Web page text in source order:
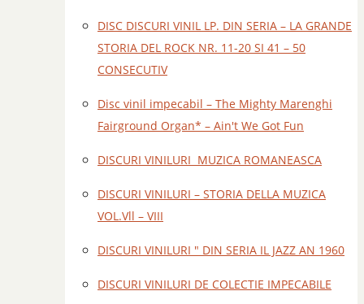
DISC DISCURI VINIL LP. DIN SERIA – LA GRANDE
STORIA DEL ROCK NR. 11-20 SI 41 – 50
CONSECUTIV
Disc vinil impecabil – The Mighty Marenghi
Fairground Organ* – Ain't We Got Fun
DISCURI VINILURI MUZICA ROMANEASCA
DISCURI VINILURI – STORIA DELLA MUZICA
VOL.Vll – VIII
DISCURI VINILURI " DIN SERIA IL JAZZ AN 1960
DISCURI VINILURI DE COLECTIE IMPECABILE